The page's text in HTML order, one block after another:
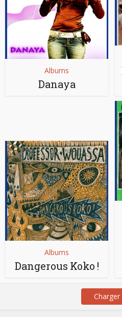
Albums
Danaya
Albums
Dangerous Koko !
Charger